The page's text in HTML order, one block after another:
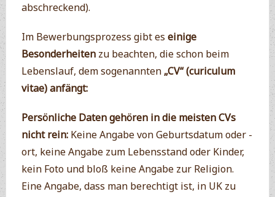
abschreckend).
Im Bewerbungsprozess gibt es einige
Besonderheitenzu beachten, die schon beim
Lebenslauf, dem sogenannten „CV“ (curiculum
vitae) anfängt:
Persönliche Daten gehören in die meisten CVs
nicht rein:Keine Angabe von Geburtsdatum oder -
ort, keine Angabe zum Lebensstand oder Kinder,
kein Foto und bloß keine Angabe zur Religion.
Eine Angabe, dass man berechtigt ist, in UK zu